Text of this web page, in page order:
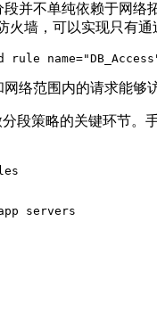
并不单纯依赖于网络
火墙，可以实现只有通
络范围内的请求能够
分段策略的关键环节。
servers